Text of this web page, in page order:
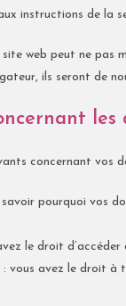
instructions de la
web peut ne pas
ils seront de
les
concernant vos
pourquoi vos
le droit d’accéder
vous avez le droit à